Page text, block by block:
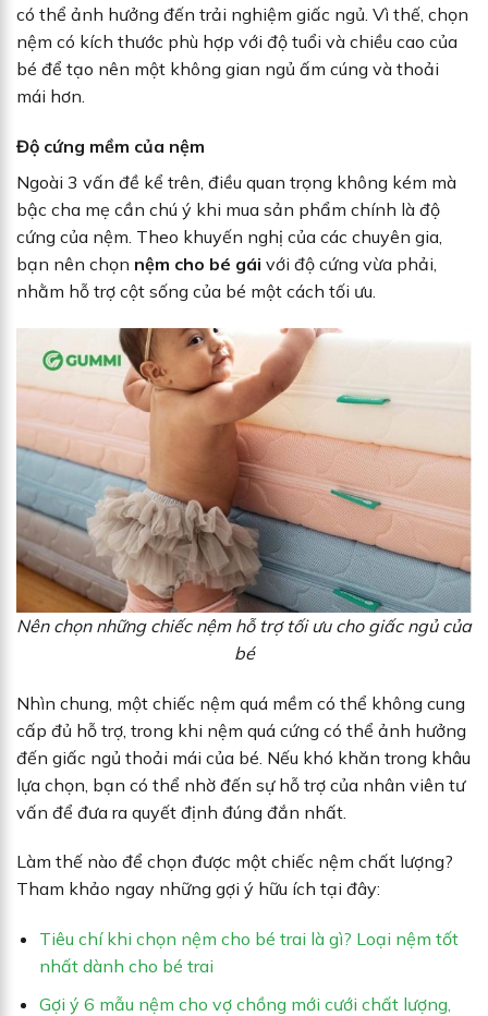
có thể ảnh hưởng đến trải nghiệm giấc ngủ. Vì thế, chọn
nệm có kích thước phù hợp với độ tuổi và chiều cao của
bé để tạo nên một không gian ngủ ấm cúng và thoải
mái hơn.
Độ cứng mềm của nệm
Ngoài 3 vấn đề kể trên, điều quan trọng không kém mà
bậc cha mẹ cần chú ý khi mua sản phẩm chính là độ
cứng của nệm. Theo khuyến nghị của các chuyên gia,
bạn nên chọn nệm cho bé gái với độ cứng vừa phải,
nhằm hỗ trợ cột sống của bé một cách tối ưu.
Nên chọn những chiếc nệm hỗ trợ tối ưu cho giấc ngủ của
bé
Nhìn chung, một chiếc nệm quá mềm có thể không cung
cấp đủ hỗ trợ, trong khi nệm quá cứng có thể ảnh hưởng
đến giấc ngủ thoải mái của bé. Nếu khó khăn trong khâu
lựa chọn, bạn có thể nhờ đến sự hỗ trợ của nhân viên tư
vấn để đưa ra quyết định đúng đắn nhất.
Làm thế nào để chọn được một chiếc nệm chất lượng?
Tham khảo ngay những gợi ý hữu ích tại đây:
Tiêu chí khi chọn nệm cho bé trai là gì? Loại nệm tốt
nhất dành cho bé trai
Gợi ý 6 mẫu nệm cho vợ chồng mới cưới chất lượng,